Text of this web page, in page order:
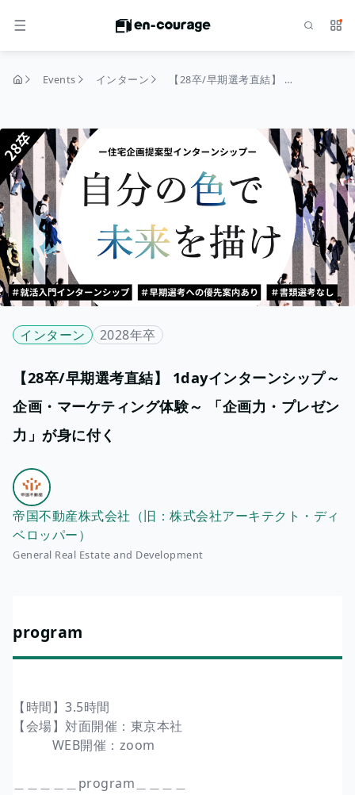
MENU Search
home Events インターン 【28卒/早期選考直結】 1dayインターンシップ～企画・マーケティング体験～ 「企画力・プレゼン力」が身に付く
インターン 2028年卒
【28卒/早期選考直結】 1dayインターンシップ～
企画・マーケティング体験～ 「企画力・プレゼン
力」が身に付く
帝国不動産株式会社（旧：株式会社アーキテクト・ディ
ベロッパー）
General Real Estate and Development
program
【時間】3.5時間
【会場】対面開催：東京本社
WEB開催：zoom
＿＿＿＿＿program＿＿＿＿